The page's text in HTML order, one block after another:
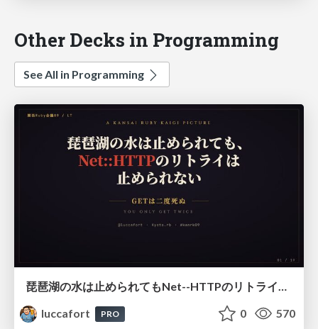
Other Decks in Programming
See All in Programming
luccafort
PRO 0 570